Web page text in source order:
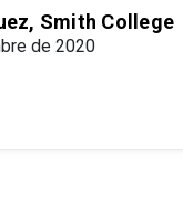
Smith College
de 2020